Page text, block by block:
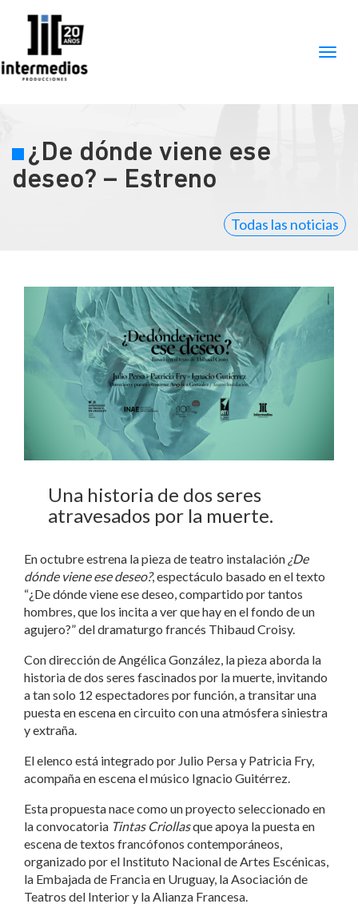
¿De dónde viene ese
deseo? – Estreno
Todas las noticias
Una historia de dos seres
atravesados por la muerte.
En octubre estrena la pieza de teatro instalación ¿De
dónde viene ese deseo?, espectáculo basado en el texto
“¿De dónde viene ese deseo, compartido por tantos
hombres, que los incita a ver que hay en el fondo de un
agujero?” del dramaturgo francés Thibaud Croisy.
Con dirección de Angélica González, la pieza aborda la
historia de dos seres fascinados por la muerte, invitando
a tan solo 12 espectadores por función, a transitar una
puesta en escena en circuito con una atmósfera siniestra
y extraña.
El elenco está integrado por Julio Persa y Patricia Fry,
acompaña en escena el músico Ignacio Guitérrez.
Esta propuesta nace como un proyecto seleccionado en
la convocatoria Tintas Criollasque apoya la puesta en
escena de textos francófonos contemporáneos,
organizado por el Instituto Nacional de Artes Escénicas,
la Embajada de Francia en Uruguay, la Asociación de
Teatros del Interior y la Alianza Francesa.